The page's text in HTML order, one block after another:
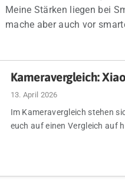
Meine Stärken liegen bei
mache aber auch vor
Kameravergleich:
13. April 2026
Im Kameravergleich stehen
euch auf einen Vergleich auf